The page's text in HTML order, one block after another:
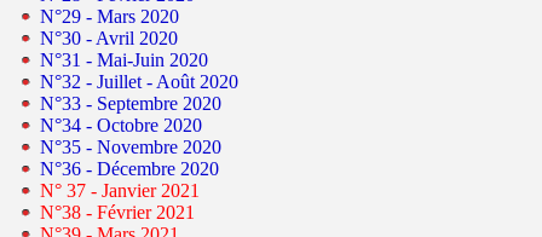
N°29 - Mars 2020
N°30 - Avril 2020
N°31 - Mai-Juin 2020
N°32 - Juillet - Août 2020
N°33 - Septembre 2020
N°34 - Octobre 2020
N°35 - Novembre 2020
N°36 - Décembre 2020
N° 37 - Janvier 2021
N°38 - Février 2021